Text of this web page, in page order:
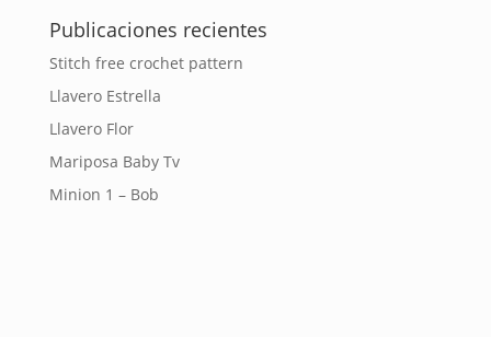
Publicaciones recientes
Stitch free crochet pattern
Llavero Estrella
Llavero Flor
Mariposa Baby Tv
Minion 1 – Bob